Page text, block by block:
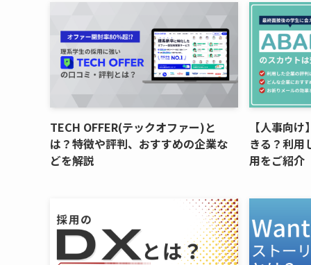
TECH OFFER(テックオファー)と
は？特徴や評判、おすすめの企業な
どを解説
【人事向
きる？利用
用をご紹介